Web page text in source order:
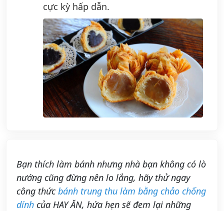
cực kỳ hấp dẫn.
Bạn thích làm bánh nhưng nhà bạn không có lò
nướng cũng đừng nên lo lắng, hãy thử ngay
công thứcbánh trung thu làm bằng chảo chống
dính của HAY ĂN, hứa hẹn sẽ đem lại những